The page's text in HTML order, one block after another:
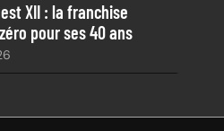
XII : la franchise
pour ses 40 ans